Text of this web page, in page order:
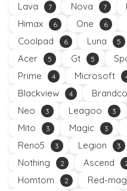
Lava 7 Nova 7
Himax 6 One 6
Coolpad 6 Luna 5
Acer 5 Gt 5
Prime 4 Microsoft
Blackview 4
Neo 3 Leagoo 3
Mito 3 Magic 3
Reno5 3 Legion 3
Nothing 2 Ascend
Homtom 2 Red-